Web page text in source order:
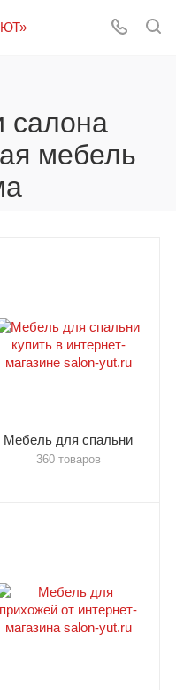
салона
мебель
Мебель для спальни
360 товаров